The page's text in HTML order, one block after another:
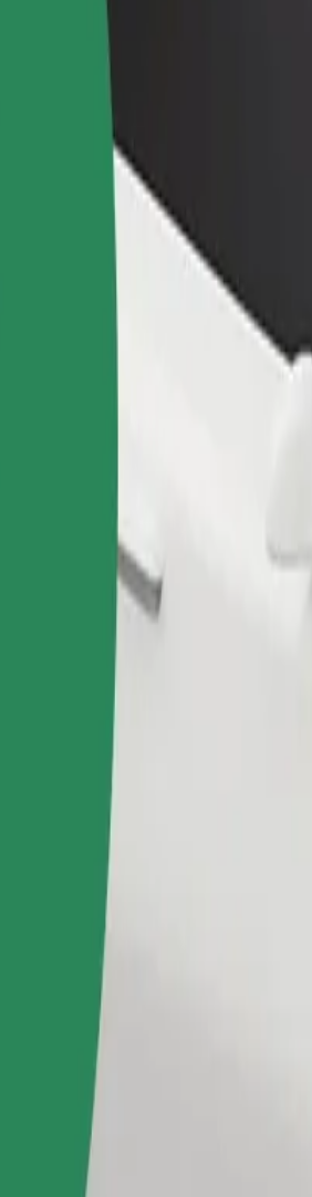
всяка
Manhattan? Разгледайте нашите
Изтегли